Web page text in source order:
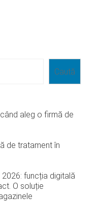
Caută
aleg o firmă de
de tratament în
funcția digitală
O soluție